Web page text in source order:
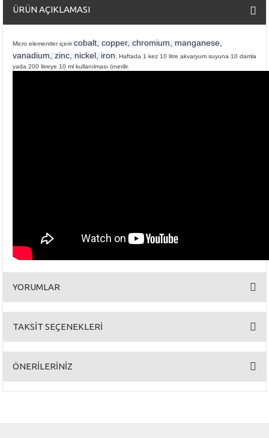
ÜRÜN AÇIKLAMASI
Micro elementler içerir cobalt, copper, chromium, manganese,
vanadium, zinc, nickel, iron. Haftada 1 kez 10 litre akvaryum suyuna 10 damla
yada 200 litreye 10 ml kullanılması önerilir.
YORUMLAR
TAKSİT SEÇENEKLERİ
ÖNERİLERİNİZ